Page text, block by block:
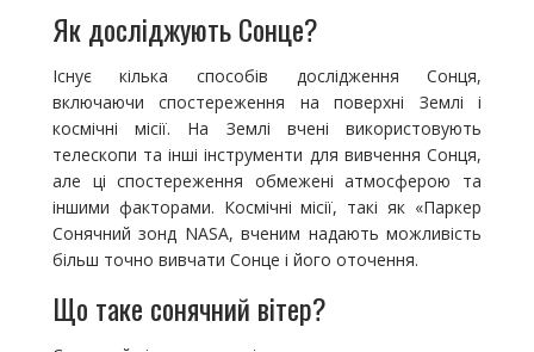
Як досліджують Сонце?
Існує кілька способів дослідження Сонця,
включаючи спостереження на поверхні Землі і
космічні місії. На Землі вчені використовують
телескопи та інші інструменти для вивчення Сонця,
але ці спостереження обмежені атмосферою та
іншими факторами. Космічні місії, такі як «Паркер
Сонячний зонд NASA, вченим надають можливість
більш точно вивчати Сонце і його оточення.
Що таке сонячний вітер?